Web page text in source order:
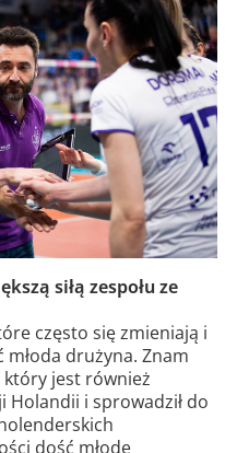
siłą zespołu ze
często się zmieniają i
drużyna. Znam
który jest również
i sprowadził do
dość młode